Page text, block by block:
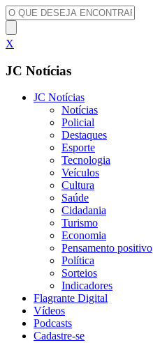
X
JC Notícias
JC Notícias
Notícias
Policial
Destaques
Esporte
Tecnologia
Veículos
Cultura
Saúde
Cidadania
Turismo
Economia
Pensamento positivo
Política
Sorteios
Indicadores
Flagrante Digital
Vídeos
Podcasts
Cadastre-se